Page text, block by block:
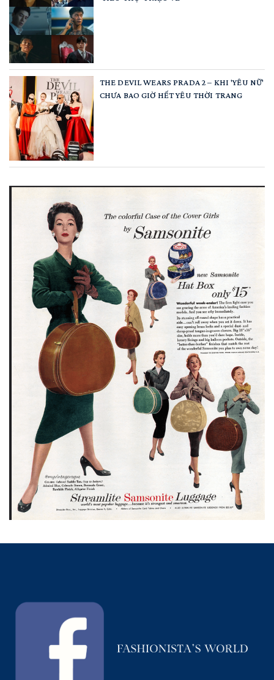
THE DEVIL WEARS PRADA 2 – KHI 'YÊU NỮ'
CHƯA BAO GIỜ HẾT YÊU THỜI TRANG